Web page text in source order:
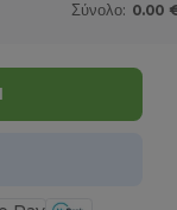
Σύνολο: 0.00